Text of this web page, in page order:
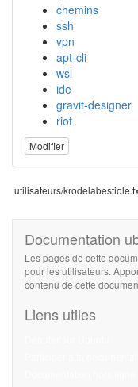
chemins
ssh
vpn
apt-cli
wsl
ide
gravit-designer
riot
Modifier
utilisateurs/
Documentation
Les pages de cette
pour les utilisateurs.
contenu de cette
Liens utiles